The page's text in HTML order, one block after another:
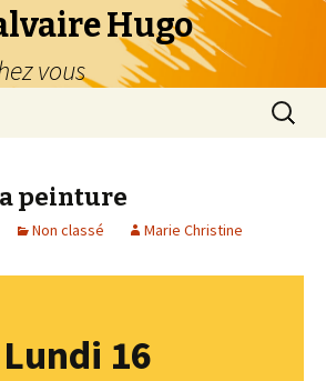
Hugo
vous
peinture
Non classé Marie Christine
Lundi 16